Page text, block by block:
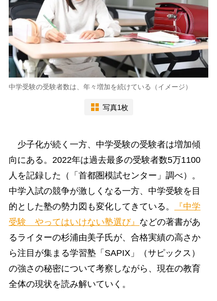
中学受験の受験者数は、年々増加を続けている（イメージ）
写真1枚
少子化が続く一方、中学受験の受験者は増加傾
向にある。2022年は過去最多の受験者数5万1100
人を記録した（「首都圏模試センター」調べ）。
中学入試の競争が激しくなる一方、中学受験を目
的とした塾の勢力図も変化してきている。
『中学
受験 やってはいけない塾選び』 などの著書があ
るライターの杉浦由美子氏が、合格実績の高さか
ら注目が集まる学習塾「SAPIX」（サピックス）
の強さの秘密について考察しながら、現在の教育
全体の現状を読み解いていく。